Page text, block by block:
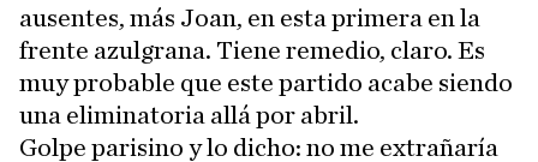
ausentes, más Joan, en esta primera en la
frente azulgrana. Tiene remedio, claro. Es
muy probable que este partido acabe siendo
una eliminatoria allá por abril.
Golpe parisino y lo dicho: no me extrañaría